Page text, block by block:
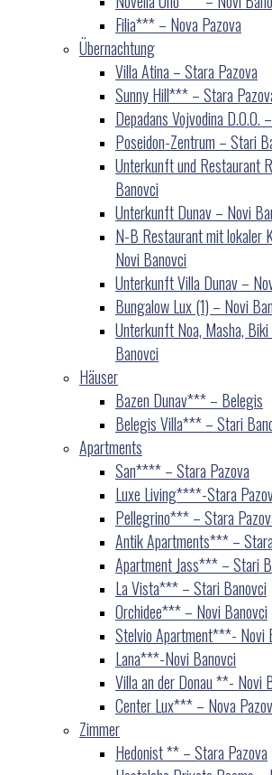
Filia*** – Nova Pazova
Übernachtung
Villa Atina – Stara Pazova
Sunny Hill*** – Stara
Depadans Vojvodina D.O.O.
Poseidon-Zentrum – Stari
Unterkunft und Restaurant
Banovci
Unterkunft Dunav – Novi
N-B Restaurant mit lokaler
Novi Banovci
Unterkunft Villa Dunav –
Bungalow Lux (1) – Novi
Unterkunft Noa, Masha,
Banovci
Häuser
Bazen Dunav*** – Belegis
Belegis Villa*** – Stari
Apartments
San**** – Stara Pazova
Luxe Living****-Stara
Pellegrino*** – Stara
Antik Apartments*** –
Apartment Jass*** – Stari
La Vista*** – Stari Banovci
Orchidee*** – Novi Banovci
Stelvio Apartment***- Novi
Lana***-Novi Banovci
Villa an der Donau **- Novi
Center Lux*** – Nova
Zimmer
Hedonist ** – Stara Pazova